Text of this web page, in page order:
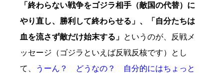
「終わらない戦争をゴジラ相手（敵国の代替）に
やり直し、勝利して終わらせる」、「自分たちは
血を流さず敵だけ始末する」 というのが、反戦メ
ッセージ（ゴジラといえば反戦反核です）とし
て、
うーん？ どうなの？ 自分的にはちょっと